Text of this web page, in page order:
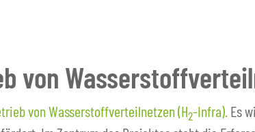
von
von Wasserstoffverteilnetzen (H2-Infra).Es